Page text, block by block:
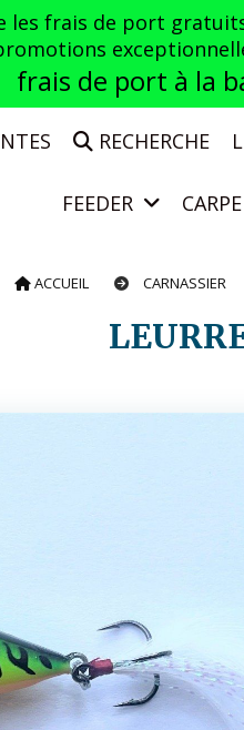
les frais de port
promotions
frais de port à la
RECHERCHE
FEEDER CARPE
ACCUEIL CARNASSIER